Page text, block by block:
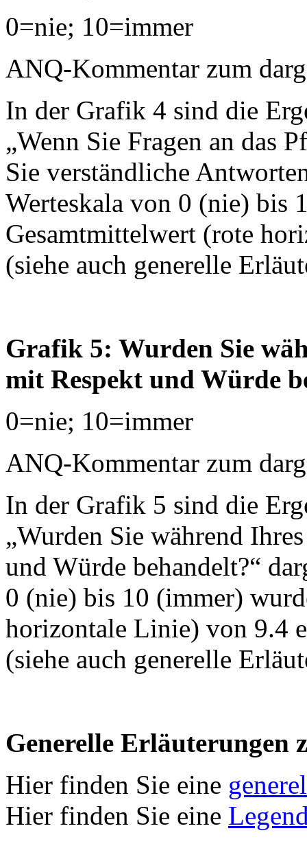
0=nie; 10=immer
ANQ-Kommentar zum
In der Grafik 4 sind die
„Wenn Sie Fragen an das
Sie verständliche
Werteskala von 0 (nie) bis
Gesamtmittelwert (rote
(siehe auch generelle
Grafik 5: Wurden Sie
mit Respekt und Würde
0=nie; 10=immer
ANQ-Kommentar zum
In der Grafik 5 sind die
„Wurden Sie während
und Würde behandelt?“
0 (nie) bis 10 (immer)
horizontale Linie) von 9.4
(siehe auch generelle
Generelle Erläuterungen
Hier finden Sie eine
Hier finden Sie eine